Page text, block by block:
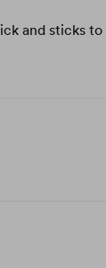
and sticks